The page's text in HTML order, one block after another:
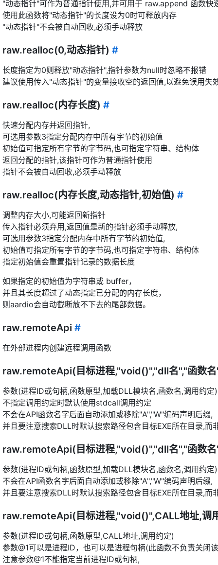
"动态指针"可作为普通指针使用,并可用于 raw.append 函数快
使用此函数将"动态指针"的长度设为0时可释放内存
"动态指针"不会被自动回收,必须手动释放
raw.realloc(0,动态指针) #
长度指定为0则释放"动态指针",指针参数为null时忽略不报错
建议使用传入"动态指针"的变量接收空的返回值,以避免误用失
raw.realloc(内存长度) #
快速分配内存并返回指针,
可选用参数3指定分配内存中所有字节的初始值
初始值可指定所有字节的字节码,也可指定字符串、结构体
返回分配的指针,该指针可作为普通指针使用
指针不会被自动回收,必须手动释放
raw.realloc(内存长度,动态指针,初始值) #
调整内存大小,可能返回新指针
传入指针必须弃用,返回值是新的指针必须手动释放,
可选用参数3指定分配内存中所有字节的初始值,
初始值可指定所有字节的字节码,也可指定字符串、结构体
指定初始值会重置指针记录的数据长度
如果指定的初始值为字符串或 buffer，
并且其长度超过了动态指定已分配的内存长度，
则aardio会自动截断放不下去的尾部数据。
raw.remoteApi #
在外部进程内创建远程调用函数
raw.remoteApi(目标进程,"void()","dll名","函数
参数(进程ID或句柄,函数原型,加载DLL模块名,函数名,调用约定)
不指定调用约定时默认使用stdcall调用约定
不会在API函数名字后面自动添加或移除"A","W"编码声明后缀,
并且要注意搜索DLL时默认搜索路径包含目标EXE所在目录,而
raw.remoteApi(目标进程,"void()","dll名","函数
参数(进程ID或句柄,函数原型,加载DLL模块名,函数名,调用约定)
不会在API函数名字后面自动添加或移除"A","W"编码声明后缀,
并且要注意搜索DLL时默认搜索路径包含目标EXE所在目录,而
raw.remoteApi(目标进程,"void()",CALL地址,调
参数(进程ID或句柄,函数原型,CALL地址,调用约定)
参数@1可以是进程ID，也可以是进程句柄(此函数不负责关闭
注意参数@1不能指定当前进程ID或句柄,